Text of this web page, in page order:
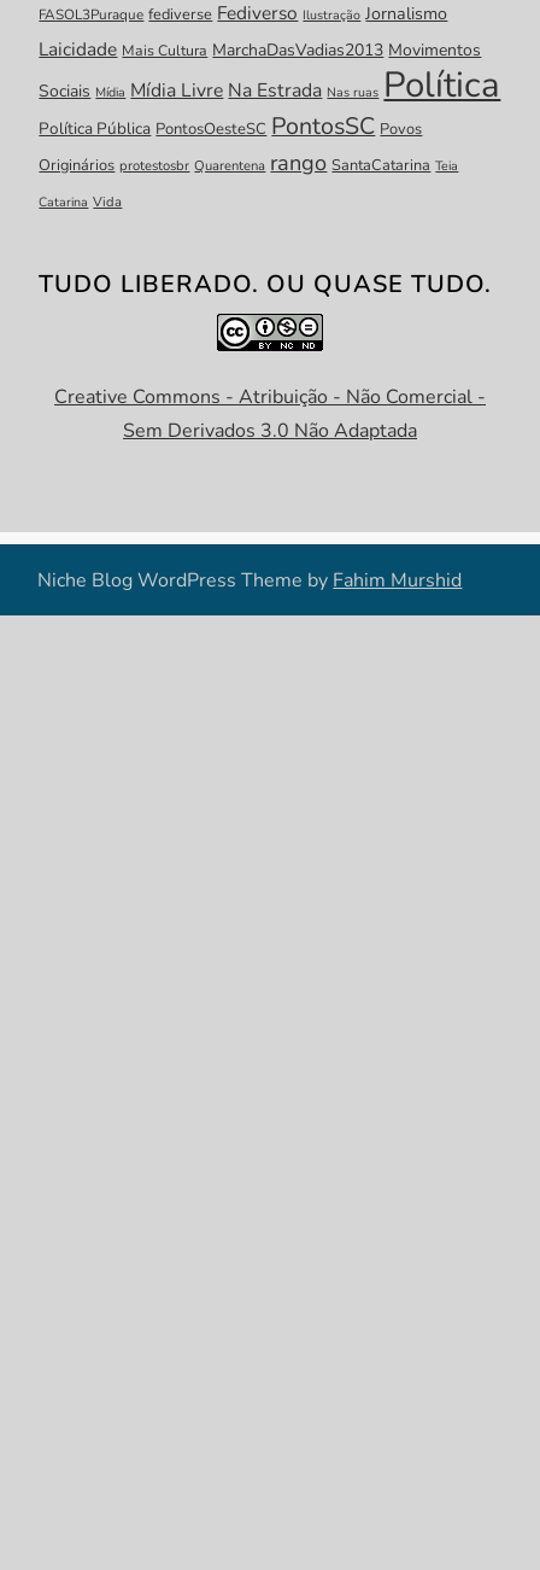
FASOL3Puraque fediverse Fediverso Ilustração Jornalismo
Laicidade Mais Cultura MarchaDasVadias2013 Movimentos
Sociais Mídia Mídia Livre Na Estrada Nas ruas Política
Política Pública PontosOesteSC PontosSC Povos
Originários protestosbr Quarentena rango SantaCatarina Teia
Catarina Vida
TUDO LIBERADO. OU QUASE TUDO.
Creative Commons - Atribuição - Não Comercial -
Sem Derivados 3.0 Não Adaptada
Niche Blog WordPress Theme by Fahim Murshid